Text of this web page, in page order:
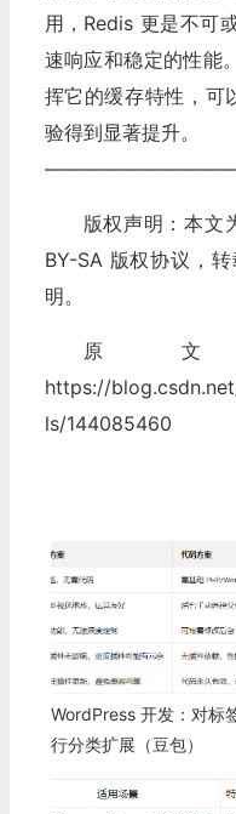
用，Redis 更是不可
速响应和稳定的性能
挥它的缓存特性，可
验得到显著提升。
版权声明：本文
BY-SA 版权协议，
明。
原
https://
ls/144085460
WordPress 开发：对标
行分类扩展（豆包）